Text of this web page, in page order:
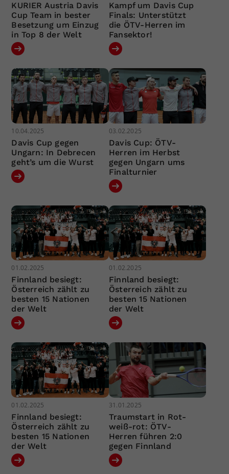
KURIER Austria Davis
Cup Team in bester
Besetzung um Einzug
in Top 8 der Welt
Kampf um Davis Cup
Finals: Unterstützt
die ÖTV-Herren im
Fansektor!
10.04.2025
Davis Cup gegen
Ungarn: In Debrecen
geht’s um die Wurst
03.02.2025
Davis Cup: ÖTV-
Herren im Herbst
gegen Ungarn ums
Finalturnier
01.02.2025
Finnland besiegt:
Österreich zählt zu
besten 15 Nationen
der Welt
01.02.2025
Finnland besiegt:
Österreich zählt zu
besten 15 Nationen
der Welt
01.02.2025
Finnland besiegt:
Österreich zählt zu
besten 15 Nationen
der Welt
31.01.2025
Traumstart in Rot-
weiß-rot: ÖTV-
Herren führen 2:0
gegen Finnland